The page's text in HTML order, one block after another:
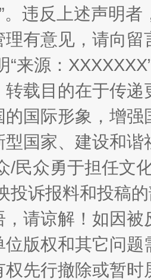
隐身衣”
。违反上述声明
理有意见，请向
“来源：
转载目的在于传
的国际形象，增
型国家、建设和
/民众勇于担任文
投诉报料和投稿
，请谅解！如因
位版权和其它问题
权先行撤除或暂